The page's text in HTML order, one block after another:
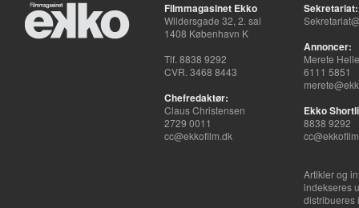
Filmmagasinet Ekko
Wildersgade 32, 2. sal
1408 København K
Tlf. 8838 9292
CVR. 3468 8443
Chefredaktør:
Claus Christensen
2729 0011
cc@ekkofilm.dk
Sekretariat:
Annoncer:
Merete
6111 5851
Ekko
8838 9292
Artikler og
indekseres
distribueres